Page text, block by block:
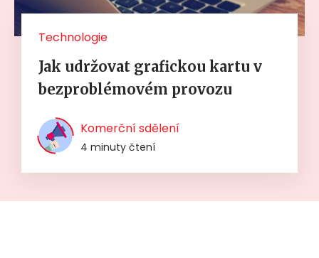
Technologie
Jak udržovat grafickou kartu v
bezproblémovém provozu
Komerční sdělení
4 minuty čtení